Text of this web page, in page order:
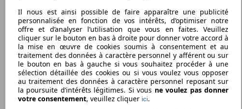
Il nous est ainsi possible de faire apparaître une publicité
personnalisée en fonction de vos intérêts, d’optimiser notre
offre et d’analyser l’utilisation que vous en faites. Veuillez
cliquer sur le bouton en bas à droite pour donner votre accord à
la mise en œuvre de cookies soumis à consentement et au
traitement des données à caractère personnel y afférent ou sur
le bouton en bas à gauche si vous souhaitez procéder à une
sélection détaillée des cookies ou si vous voulez vous opposer
au traitement des données à caractère personnel reposant sur
la poursuite d’intérêts légitimes. Si vous ne voulez pas donner
votre consentement, veuillez cliquer ici.